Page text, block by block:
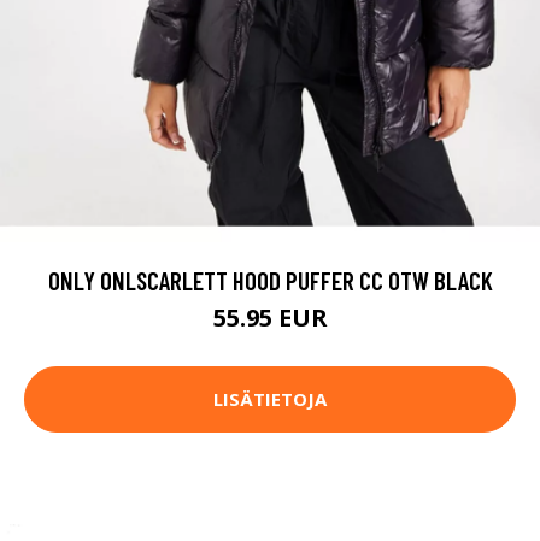
ONLY ONLSCARLETT HOOD PUFFER CC OTW BLACK
55.95 EUR
LISÄTIETOJA